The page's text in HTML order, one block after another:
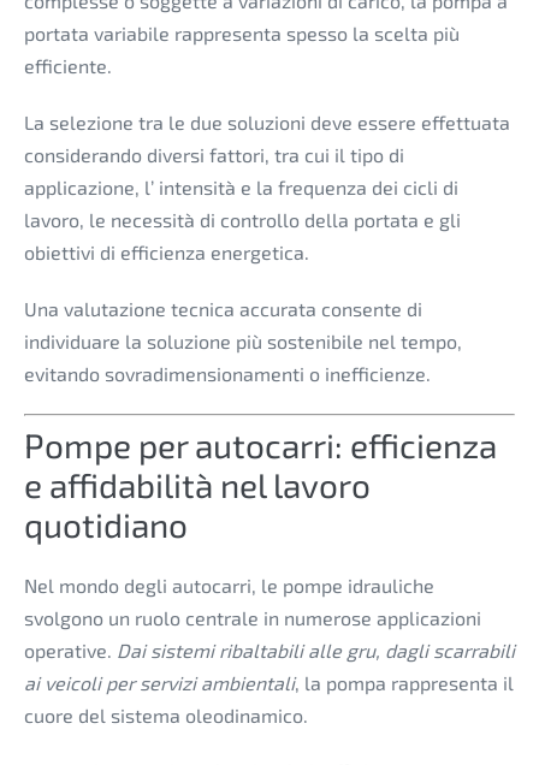
portata variabile rappresenta spesso la scelta più
efficiente.
La selezione tra le due soluzioni deve essere effettuata
considerando diversi fattori, tra cui il tipo di
applicazione, l’ intensità e la frequenza dei cicli di
lavoro, le necessità di controllo della portata e gli
obiettivi di efficienza energetica.
Una valutazione tecnica accurata consente di
individuare la soluzione più sostenibile nel tempo,
evitando sovradimensionamenti o inefficienze.
Pompe per autocarri: efficienza
e affidabilità nel lavoro
quotidiano
Nel mondo degli autocarri, le pompe idrauliche
svolgono un ruolo centrale in numerose applicazioni
operative. Dai sistemi ribaltabili alle gru, dagli scarrabili
ai veicoli per servizi ambientali, la pompa rappresenta il
cuore del sistema oleodinamico.